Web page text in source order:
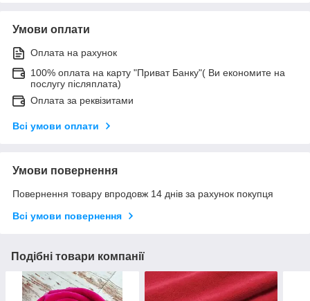
Умови оплати
Оплата на рахунок
100% оплата на карту "Приват Банку"( Ви економите на
послугу післяплата)
Оплата за реквізитами
Всі умови оплати
Умови повернення
Повернення товару впродовж 14 днів за рахунок покупця
Всі умови повернення
Подібні товари компанії